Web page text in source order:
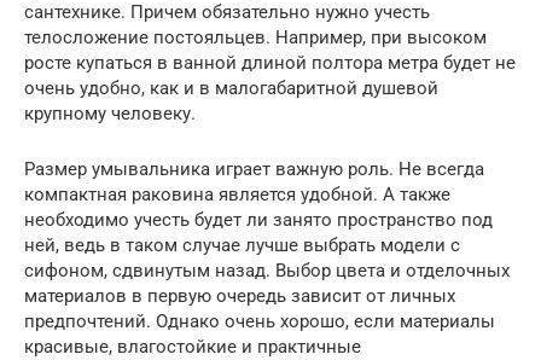
сантехнике. Причем обязательно нужно учесть
телосложение постояльцев. Например, при высоком
росте купаться в ванной длиной полтора метра будет не
очень удобно, как и в малогабаритной душевой
крупному человеку.
Размер умывальника играет важную роль. Не всегда
компактная раковина является удобной. А также
необходимо учесть будет ли занято пространство под
ней, ведь в таком случае лучше выбрать модели с
сифоном, сдвинутым назад. Выбор цвета и отделочных
материалов в первую очередь зависит от личных
предпочтений. Однако очень хорошо, если материалы
красивые, влагостойкие и практичные